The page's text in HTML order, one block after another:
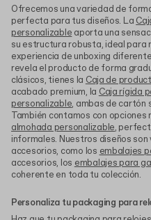
Ofrecemos una variedad de
perfecta para tus diseños. La
personalizable aporta una
su estructura robusta, ideal para
experiencia de unboxing
revela el producto de forma
clásicos, tienes la Caja de
acabado premium, la Caja rígida
personalizable, ambas de cartón
También contamos con opciones
almohada personalizable,
informales. Nuestros diseños
accesorios, como los embalajes
accesorios, los embalajes para
coherente en toda tu colección.
Personaliza tu packaging para